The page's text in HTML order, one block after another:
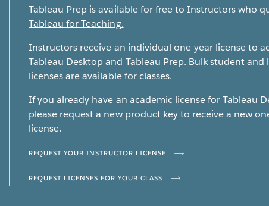
Tableau Prep is available for free to Instructors who
Tableau for Teaching.
Instructors receive an individual one-year license to
Tableau Desktop and Tableau Prep. Bulk student and
licenses are available for classes.
If you already have an academic license for Tableau
please request a new product key to receive a new
license.
REQUEST YOUR INSTRUCTOR LICENSE
REQUEST LICENSES FOR YOUR CLASS